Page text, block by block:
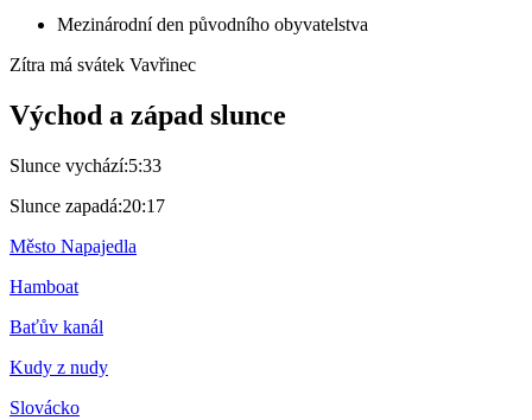
Mezinárodní den původního obyvatelstva
Zítra má svátek Vavřinec
Východ a západ slunce
Slunce vychází:5:33
Slunce zapadá:20:17
Město Napajedla
Hamboat
Baťův kanál
Kudy z nudy
Slovácko